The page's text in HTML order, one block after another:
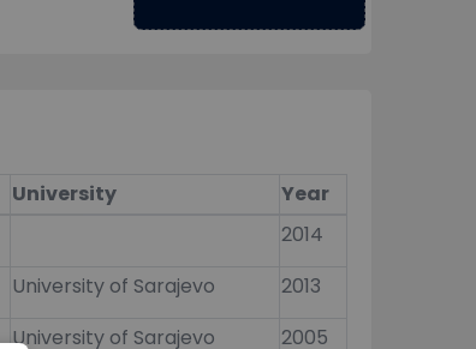
University
Year
2014
University of Sarajevo
2013
University of Sarajevo 2005